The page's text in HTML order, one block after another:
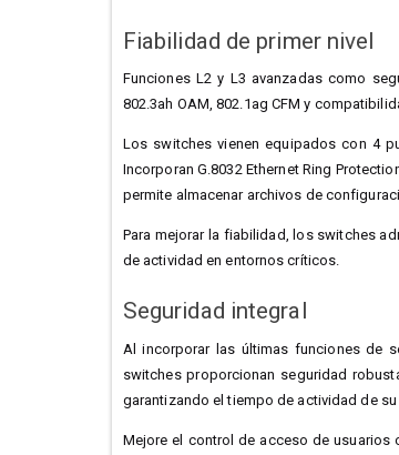
Fiabilidad de primer nivel
Funciones L2 y L3 avanzadas como
802.3ah OAM, 802.1ag CFM y
Los switches vienen equipados con 4
Incorporan G.8032 Ethernet Ring
permite almacenar archivos de
Para mejorar la fiabilidad, los switches
de actividad en entornos críticos.
Seguridad integral
Al incorporar las últimas funciones de
switches proporcionan seguridad
garantizando el tiempo de actividad de su
Mejore el control de acceso de usuarios